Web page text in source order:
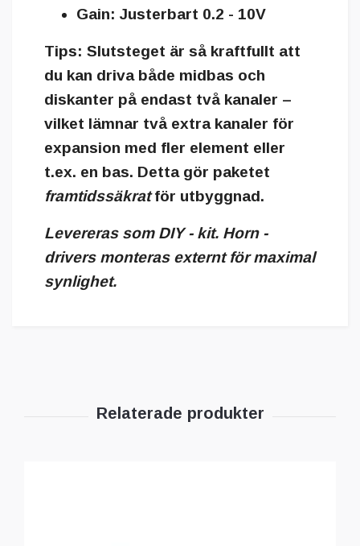
Gain: Justerbart 0.2 - 10V
Tips: Slutsteget är så kraftfullt att
du kan driva både midbas och
diskanter på endast två kanaler –
vilket lämnar två extra kanaler för
expansion med fler element eller
t.ex. en bas. Detta gör paketet
framtidssäkratför utbyggnad.
Levereras som DIY - kit. Horn -
drivers monteras externt för maximal
synlighet.